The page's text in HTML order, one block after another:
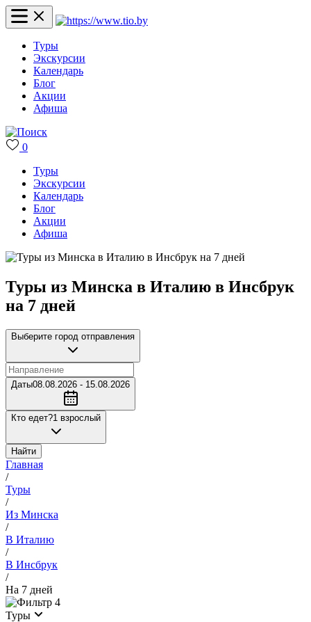
Туры
Экскурсии
Календарь
Блог
Акции
Афиша
0
Туры
Экскурсии
Календарь
Блог
Акции
Афиша
Туры из Минска в Италию в Инсбрук
на 7 дней
Выберите город отправления
Даты08.08.2026 - 15.08.2026
Кто едет?1 взрослый
Найти
Главная
/
Туры
/
Из Минска
/
В Италию
/
В Инсбрук
/
На 7 дней
4
Туры